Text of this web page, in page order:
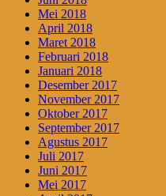
Mei 2018
April 2018
Maret 2018
Februari 2018
Januari 2018
Desember 2017
November 2017
Oktober 2017
September 2017
Agustus 2017
Juli 2017
Juni 2017
Mei 2017